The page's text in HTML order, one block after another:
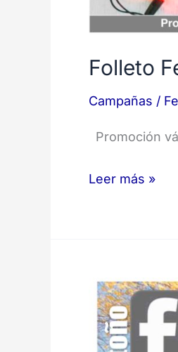
Folleto
Campañas /
Promoción
Leer más »
Folleto
Ferrcash
Otoño